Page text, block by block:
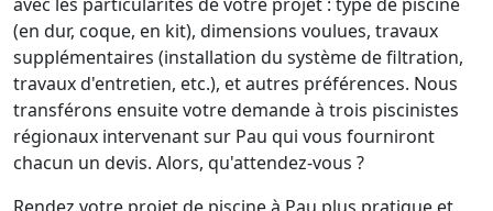
(en dur, coque, en kit), dimensions voulues, travaux
supplémentaires (installation du système de filtration,
travaux d'entretien, etc.), et autres préférences. Nous
transférons ensuite votre demande à trois piscinistes
régionaux intervenant sur Pau qui vous fourniront
chacun un devis. Alors, qu'attendez-vous ?